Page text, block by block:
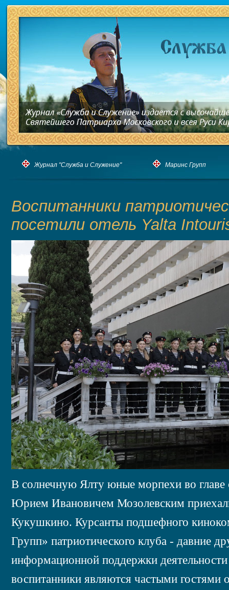
Журнал "Служба и Служение" Маринс Групп
Воспитанники
посетили отель Yalta
В солнечную Ялту юные морпехи во главе
Юрием Ивановичем Мозолевским
Кукушкино. Курсанты подшефного
Групп» патриотического клуба - давние
информационной поддержки
воспитанники являются частыми гостями